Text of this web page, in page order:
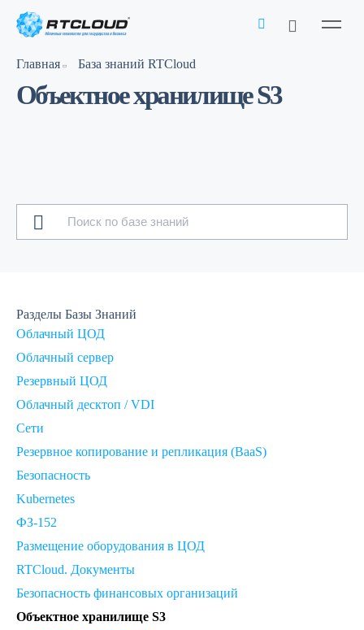
Главная База знаний RTCloud
Объектное хранилище S3
Разделы Базы Знаний
Облачный ЦОД
Облачный сервер
Резервный ЦОД
Облачный десктоп / VDI
Сети
Резервное копирование и репликация (BaaS)
Безопасность
Kubernetes
ФЗ-152
Размещение оборудования в ЦОД
RTCloud. Документы
Безопасность финансовых организаций
Объектное хранилище S3